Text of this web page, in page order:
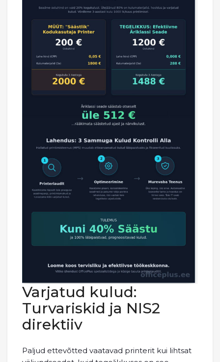
Varjatud kulud:
Turvariskid ja NIS2
direktiiv
Paljud ettevõtted vaatavad printerit kui lihtsat